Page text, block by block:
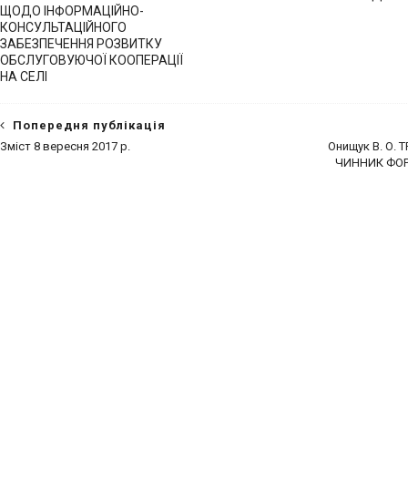
ЩОДО ІНФОРМАЦІЙНО-
КОНСУЛЬТАЦІЙНОГО
ЗАБЕЗПЕЧЕННЯ РОЗВИТКУ
ОБСЛУГОВУЮЧОЇ КООПЕРАЦІЇ
НА СЕЛІ
Онищук В. О.
ЧИННИК
Попередня публікація
Зміст 8 вересня 2017 р.